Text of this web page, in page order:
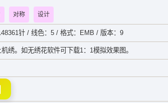
对称 设计
针 / 线色：5 / 格式：EMB / 版本：9
绣。如无绣花软件可下载1：1模拟效果图。